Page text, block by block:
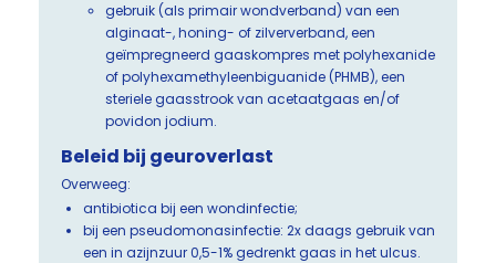
gebruik (als primair wondverband) van een
alginaat-, honing- of zilververband, een
geïmpregneerd gaaskompres met polyhexanide
of polyhexamethyleenbiguanide (PHMB), een
steriele gaasstrook van acetaatgaas en/of
povidon jodium.
Beleid bij geuroverlast
Overweeg:
antibiotica bij een wondinfectie;
bij een pseudomonasinfectie: 2x daags gebruik van
een in azijnzuur 0,5-1% gedrenkt gaas in het ulcus.